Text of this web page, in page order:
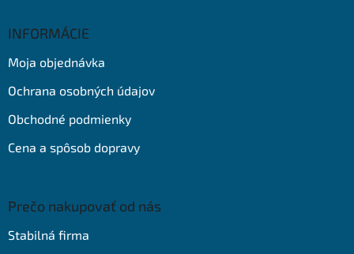
INFORMÁCIE
Moja objednávka
Ochrana osobných údajov
Obchodné podmienky
Cena a spôsob dopravy
Prečo nakupovať od nás
Stabilná firma